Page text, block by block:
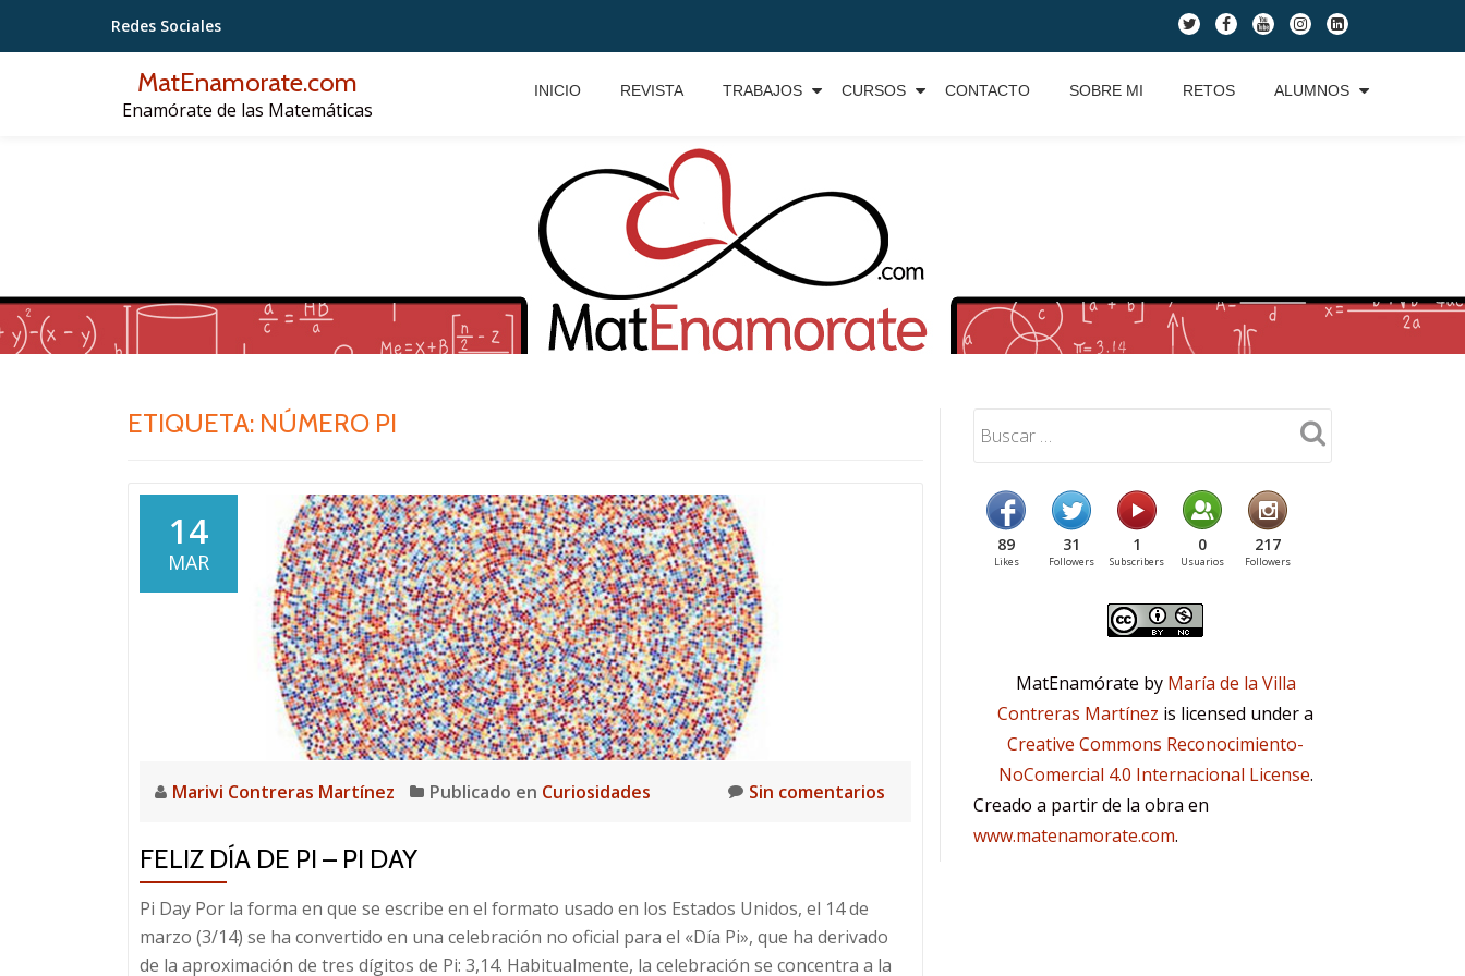
Saltar
Redes Sociales
fa-
twitter
fa-
facebook
fa-
youtube
fa-
instagram
fa-
linkedin-
square
MatEnamorate.com
Enamórate de las Matemáticas
INICIO REVISTA TRABAJOS CURSOS CONTACTO SOBRE MI RETOS ALUMNOS
ETIQUETA: NÚMERO PI
14
MAR
Marivi Contreras Martínez Publicado en Curiosidades Sin comentarios
FELIZ DÍA DE PI – PI DAY
Pi Day Por la forma en que se escribe en el formato usado en los Estados Unidos, el 14 de
marzo (3/14) se ha convertido en una celebración no oficial para el «Día Pi», que ha derivado
de la aproximación de tres dígitos de Pi: 3,14. Habitualmente, la celebración se concentra a la
89
Likes
31
Followers
1
Subscribers
0
Usuarios
217
Followers
MatEnamórate by María de la Villa
Contreras Martínez is licensed under a
Creative Commons Reconocimiento-
NoComercial 4.0 Internacional License.
Creado a partir de la obra en
www.matenamorate.com.